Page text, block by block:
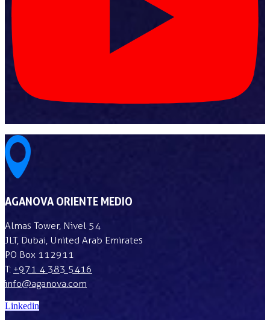
AGANOVA ORIENTE MEDIO
Almas Tower, Nivel 54
JLT, Dubai, United Arab Emirates
PO Box 112911
T: +971 4 383 5416
info@aganova.com
Linkedin